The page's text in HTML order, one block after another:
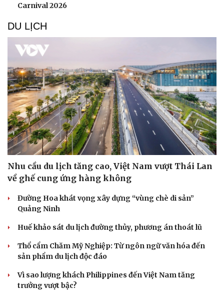
Carnival 2026
DU LỊCH
Nhu cầu du lịch tăng cao, Việt Nam vượt Thái Lan
về ghế cung ứng hàng không
Đường Hoa khát vọng xây dựng “vùng chè di sản”
Quảng Ninh
Huế khảo sát du lịch đường thủy, phương án thoát lũ
Thổ cẩm Chăm Mỹ Nghiệp: Từ ngôn ngữ văn hóa đến
sản phẩm du lịch độc đáo
Vì sao lượng khách Philippines đến Việt Nam tăng
trưởng vượt bậc?